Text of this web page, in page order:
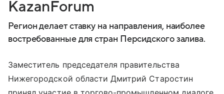
KazanForum
Регион делает ставку на направления, наиболее
востребованные для стран Персидского залива.
Заместитель председателя правительства
Нижегородской области Дмитрий Старостин